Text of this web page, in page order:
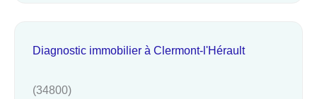
Diagnostic immobilier à Clermont-l'Hérault
(34800)